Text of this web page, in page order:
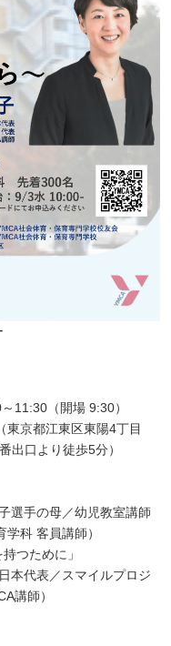
11:30（開場 9:30）
東京都江東区東陽4丁目
出口より徒歩5分）
選手の母／幼児教室講師
科 客員講師）
つために」
本代表／スマイルプロジ
講師）